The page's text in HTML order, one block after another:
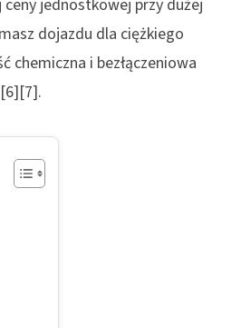
jednostkowej przy dużej
dojazdu dla ciężkiego
i bezłączeniowa